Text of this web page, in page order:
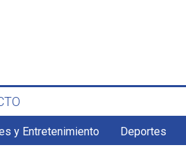
y Entretenimiento Deportes